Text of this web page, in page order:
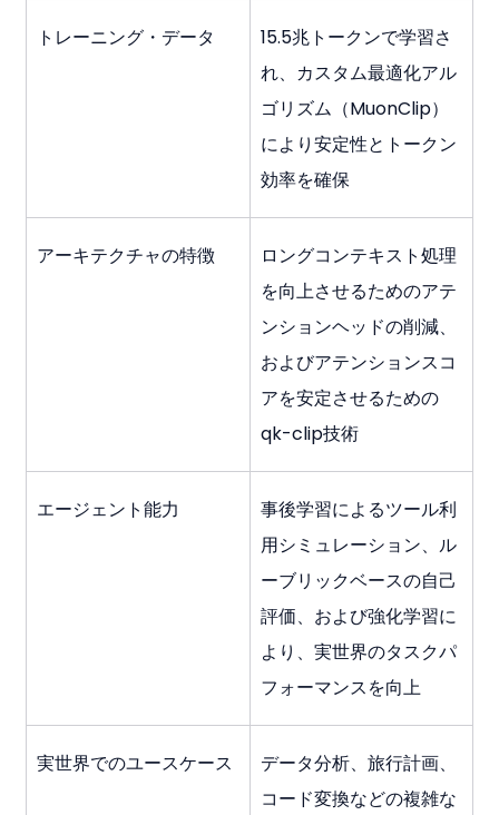
トレーニング・データ
15.5兆トークンで学習さ
れ、カスタム最適化アル
ゴリズム（MuonClip）
により安定性とトークン
効率を確保
アーキテクチャの特徴
ロングコンテキスト処理
を向上させるためのアテ
ンションヘッドの削減、
およびアテンションスコ
アを安定させるための
qk-clip技術
エージェント能力
事後学習によるツール利
用シミュレーション、ル
ーブリックベースの自己
評価、および強化学習に
より、実世界のタスクパ
フォーマンスを向上
実世界でのユースケース
データ分析、旅行計画、
コード変換などの複雑な